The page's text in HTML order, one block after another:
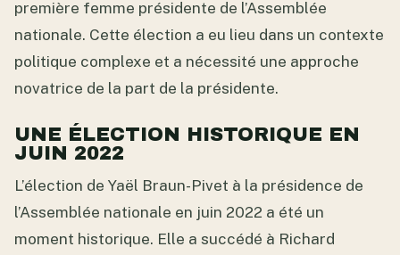
première femme présidente de l’Assemblée
nationale. Cette élection a eu lieu dans un contexte
politique complexe et a nécessité une approche
novatrice de la part de la présidente.
UNE ÉLECTION HISTORIQUE EN
JUIN 2022
L’élection de Yaël Braun-Pivet à la présidence de
l’Assemblée nationale en juin 2022 a été un
moment historique. Elle a succédé à Richard